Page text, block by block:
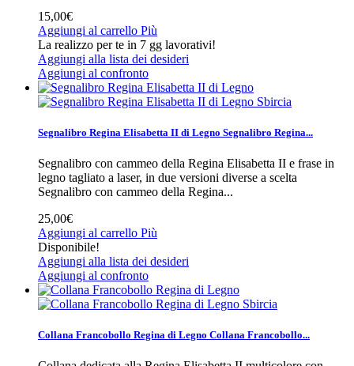
15,00€
Aggiungi al carrello Più
La realizzo per te in 7 gg lavorativi!
Aggiungi alla lista dei desideri
Aggiungi al confronto
Sbircia
Segnalibro Regina Elisabetta II di Legno Segnalibro Regina...
Segnalibro con cammeo della Regina Elisabetta II e frase in
legno tagliato a laser, in due versioni diverse a scelta
Segnalibro con cammeo della Regina...
25,00€
Aggiungi al carrello Più
Disponibile!
Aggiungi alla lista dei desideri
Aggiungi al confronto
Sbircia
Collana Francobollo Regina di Legno Collana Francobollo...